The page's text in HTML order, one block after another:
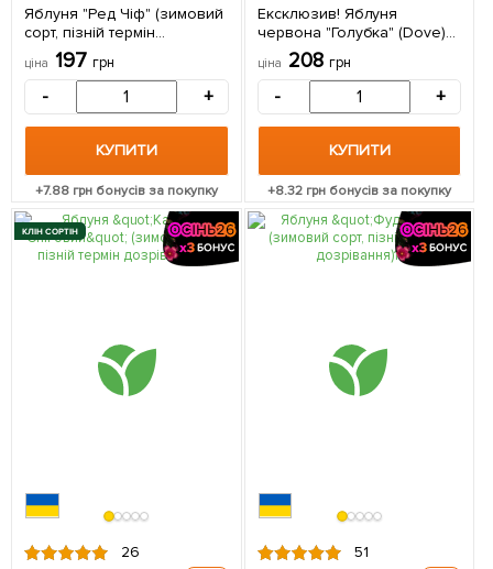
Яблуня "Ред Чіф" (зимовий
сорт, пізній термін
дозрівання) 1 саджанець в
упаковці
ціна 197 грн
- +
КУПИТИ
+7.88 грн бонусів за покупку
Ексклюзив! Яблуня
червона "Голубка" (Dove)
(преміальний
великоплідний сорт, пізній
термін дозрівання) 1
саджанець в упаковці
ціна 208 грн
- +
КУПИТИ
+8.32 грн бонусів за покупку
КЛІН СОРТІН
26 51